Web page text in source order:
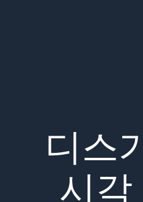
디스
시각